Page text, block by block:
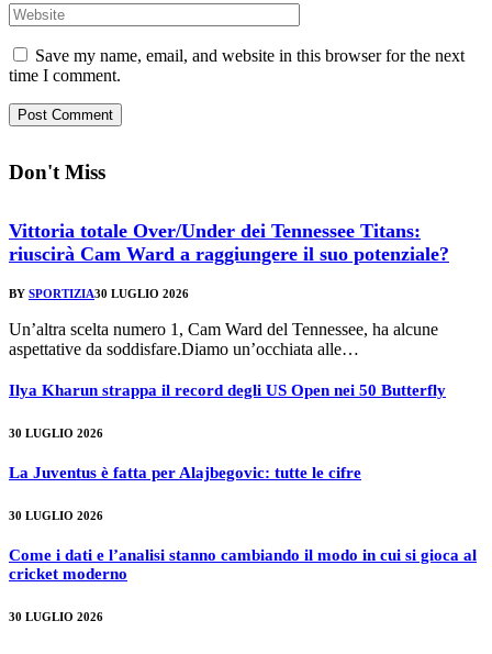
Save my name, email, and website in this browser for the next
time I comment.
Don't Miss
Vittoria totale Over/Under dei Tennessee Titans:
riuscirà Cam Ward a raggiungere il suo potenziale?
BY SPORTIZIA30 LUGLIO 2026
Un’altra scelta numero 1, Cam Ward del Tennessee, ha alcune
aspettative da soddisfare.Diamo un’occhiata alle…
Ilya Kharun strappa il record degli US Open nei 50 Butterfly
30 LUGLIO 2026
La Juventus è fatta per Alajbegovic: tutte le cifre
30 LUGLIO 2026
Come i dati e l’analisi stanno cambiando il modo in cui si gioca al
cricket moderno
30 LUGLIO 2026